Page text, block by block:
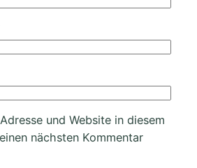
und Website in diesem
nächsten Kommentar